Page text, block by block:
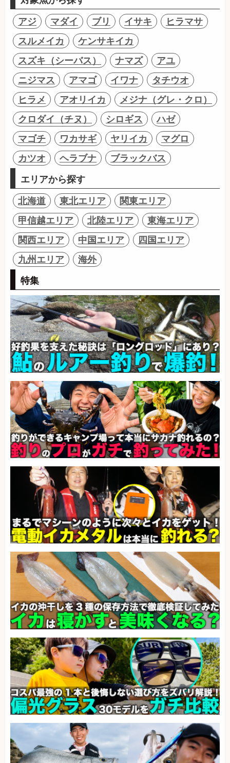
アジ
マダイ ブリ イサキ
ヒラマサ
スルメイカ
ケンサキイカ
スズキ（シーバス）
ナマズ
アユ
ニジマス
アマゴ イワナ
タチウオ
ヒラメ
アオリイカ
メジナ（グレ・クロ）
クロダイ（チヌ）
シロギス
ハゼ
マゴチ
ワカサギ ヤリイカ
マグロ
カツオ
ヘラブナ
ブラックバス
エリアから探す
北海道
東北エリア
関東エリア
甲信越エリア
北陸エリア
東海エリア
関西エリア
中国エリア
四国エリア
九州エリア
海外
特集